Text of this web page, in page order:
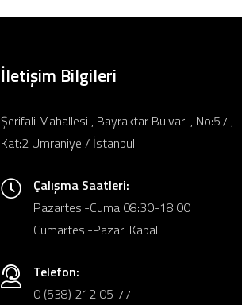
İletişim Bilgileri
Şerifali Mahallesi , Bayraktar Bulvarı , No:57 ,
Kat:2 Ümraniye / İstanbul
Çalışma Saatleri:
Pazartesi-Cuma 08:30-18:00
Cumartesi-Pazar: Kapalı
Telefon:
0 (538) 212 05 77